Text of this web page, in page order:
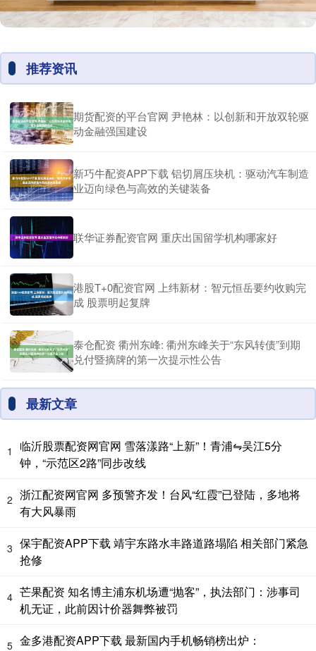
推荐资讯
期货配资的平台官网 尹艳林：以创新和开放双轮驱
动金融强国建设
新巧牛配资APP下载 铝切屑压块机：驱动汽车制造
业迈向绿色与高效的关键装备
联华证券配资官网 重庆出国留学机构哪家好
港股T+0配资官网 上纬新材：智元恒岳要约收购完
成 股票明起复牌
泰仓配资 衢州东峰: 衢州东峰关于“东风转债”到期
兑付暨摘牌的第一次提示性公告
最新文章
1
临沂股票配资网官网 雪落漾路“上新”！青浦⇋吴江5分
钟，“示范区2路”同步改线
2 浙江配资网官网 多预警齐发！台风“红霞”已登陆，多地将
有大风暴雨
3 保宇配资APP下载 靖宇东路水丰路道路塌陷 相关部门紧急
抢修
4 芒果配资 知名博主浦东机场遭“抛客”，执法部门：涉事司
机无证，此前因计价器舞弊被罚
5 金多港配资APP下载 最新国内手机畅销榜出炉：